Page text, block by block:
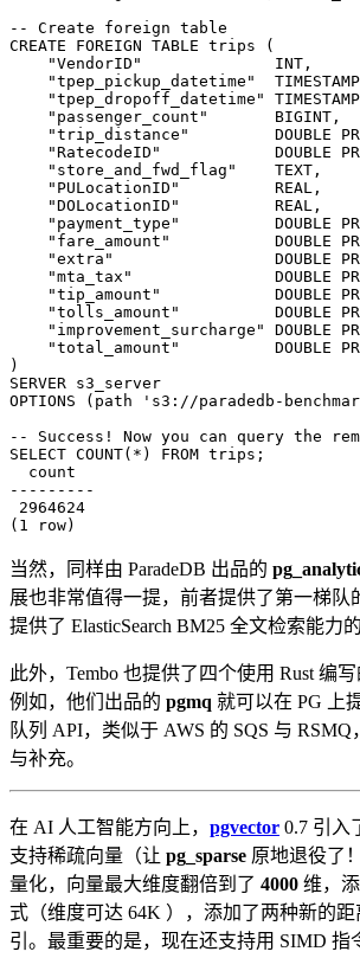
CREATE
FOREIGN TABLE trips
(
"VendorID"
INT ,
"tpep_pickup_datetime"
TIMESTAMP
"tpep_dropoff_datetime"
TIMESTAMP
"passenger_count"
BIGINT ,
"trip_distance"
DOUBLE
"RatecodeID"
DOUBLE
"store_and_fwd_flag"
TEXT ,
"PULocationID"
REAL ,
"DOLocationID"
REAL ,
"payment_type"
DOUBLE
"fare_amount"
DOUBLE
"extra"
DOUBLE
"mta_tax"
DOUBLE
"tip_amount"
DOUBLE
"tolls_amount"
DOUBLE
"improvement_surcharge"
DOUBLE
"total_amount"
DOUBLE
)
SERVER s3_server
OPTIONS
( path 's3://paradedb-
SELECT COUNT( * ) FROM trips ;
count
2964624
( 1 row)
当然，同样由 ParadeDB 出品的
展也非常值得一提，前者提供了第一梯队
提供了 ElasticSearch BM25 全文检索能力
此外，Tembo 也提供了四个使用 Rust 编写
例如，他们出品的 pgmq 就可以在 PG 上
队列 API，类似于 AWS 的 SQS 与 RSMQ
与补充。
在 AI 人工智能方向上， pgvector 0.7 引入
支持稀疏向量（让 pg_sparse 原地退役了
量化，向量最大维度翻倍到了 4000 维，
式（维度可达 64K ），添加了两种新的
引。最重要的是，现在还支持用 SIMD 指